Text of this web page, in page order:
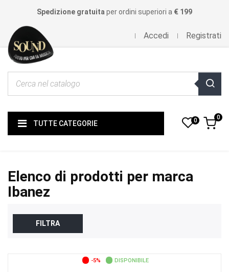
Spedizione gratuita per ordini superiori a € 199
Accedi Registrati
TUTTE CATEGORIE 0 0
Elenco di prodotti per marca
Ibanez
FILTRA
-5% DISPONIBILE